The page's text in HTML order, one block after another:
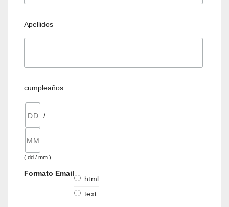
Apellidos
cumpleaños
/
( dd / mm )
Formato Email
html
text